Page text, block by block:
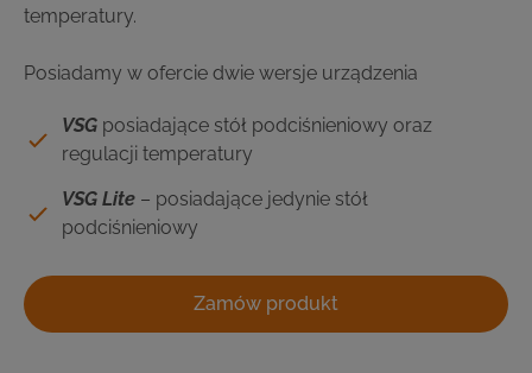
temperatury.
Posiadamy w ofercie dwie wersje urządzenia
VSG posiadające stół podciśnieniowy oraz
regulacji temperatury
VSG Lite – posiadające jedynie stół
podciśnieniowy
Zamów produkt